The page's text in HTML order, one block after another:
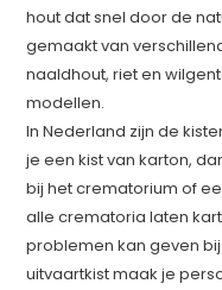
hout dat snel door de
gemaakt van
naaldhout, riet en
modellen.
In Nederland zijn de
je een kist van karton,
bij het crematorium of
alle crematoria laten
problemen kan geven
uitvaartkist maak je